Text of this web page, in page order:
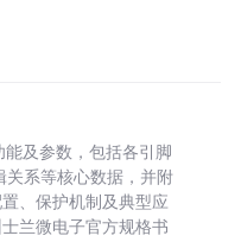
能及参数，包括各引脚
关系等核心数据，并附
、保护机制及典型应
兰微电子官方规格书